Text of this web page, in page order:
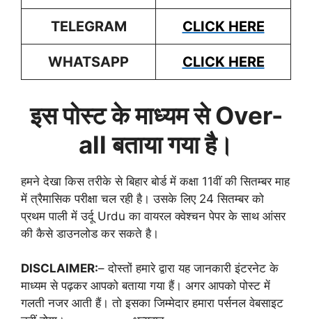
TELEGRAM CLICK HERE
WHATSAPP CLICK HERE
इस पोस्ट के माध्यम से Over-
all बताया गया है।
हमने देखा किस तरीके से बिहार बोर्ड में कक्षा 11वीं की सितम्बर माह
में त्रैमासिक परीक्षा चल रही है। उसके लिए 24 सितम्बर को
प्रथम पाली में उर्दू Urdu का वायरल क्वेश्चन पेपर के साथ आंसर
की कैसे डाउनलोड कर सकते है।
DISCLAIMER:– दोस्तों हमारे द्वारा यह जानकारी इंटरनेट के
माध्यम से पढ़कर आपको बताया गया हैं। अगर आपको पोस्ट में
गलती नजर आती हैं। तो इसका जिम्मेदार हमारा पर्सनल वेबसाइट